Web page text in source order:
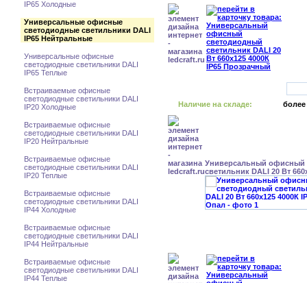
IP65 Холодные
Универсальные офисные
светодиодные светильники DALI
IP65 Нейтральные
Универсальные офисные
светодиодные светильники DALI
IP65 Теплые
Встраиваемые офисные
светодиодные светильники DALI
IP20 Холодные
Встраиваемые офисные
светодиодные светильники DALI
IP20 Нейтральные
Встраиваемые офисные
светодиодные светильники DALI
IP20 Теплые
Встраиваемые офисные
светодиодные светильники DALI
IP44 Холодные
Встраиваемые офисные
светодиодные светильники DALI
IP44 Нейтральные
Встраиваемые офисные
светодиодные светильники DALI
IP44 Теплые
Наличие на складе: более
Универсальный офисный
светильник DALI 20 Вт